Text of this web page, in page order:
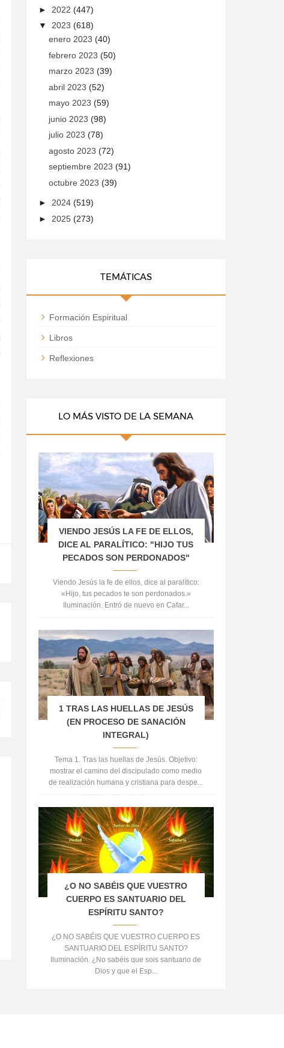
► 2022 (447)
▼ 2023 (618)
enero 2023 (40)
febrero 2023 (50)
marzo 2023 (39)
abril 2023 (52)
mayo 2023 (59)
junio 2023 (98)
julio 2023 (78)
agosto 2023 (72)
septiembre 2023 (91)
octubre 2023 (39)
► 2024 (519)
► 2025 (273)
TEMÁTICAS
Formación Espiritual
Libros
Reflexiones
LO MÁS VISTO DE LA SEMANA
VIENDO JESÚS LA FE DE ELLOS,
DICE AL PARALÍTICO: "HIJO TUS
PECADOS SON PERDONADOS"
Viendo Jesús la fe de ellos, dice al paralítico:
«Hijo, tus pecados te son perdonados.»
Iluminación. Entró de nuevo en Cafar...
1 TRAS LAS HUELLAS DE JESÚS
(EN PROCESO DE SANACIÓN
INTEGRAL)
Tema 1. Tras las huellas de Jesús. Objetivo:
mostrar el camino del discipulado como medio
de realización humana y cristiana para despe...
¿O NO SABÉIS QUE VUESTRO
CUERPO ES SANTUARIO DEL
ESPÍRITU SANTO?
¿O NO SABÉIS QUE VUESTRO CUERPO ES
SANTUARIO DEL ESPÍRITU SANTO?
Iluminación. ¿No sabéis que sois santuario de
Dios y que el Esp...